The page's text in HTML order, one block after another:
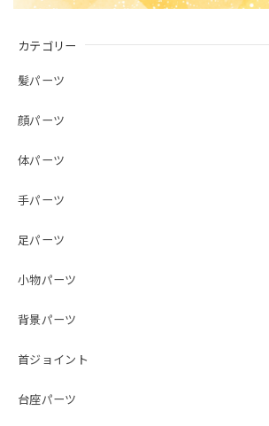
カテゴリー
髪パーツ
顔パーツ
体パーツ
手パーツ
足パーツ
小物パーツ
背景パーツ
首ジョイント
台座パーツ